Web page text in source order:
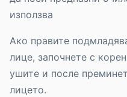
използва
Ако правите
лице, започнете с
ушите и после
лицето.